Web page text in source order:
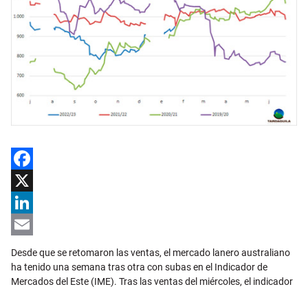
Facebook
X
LinkedIn
Email
Desde que se retomaron las ventas, el mercado lanero australiano
ha tenido una semana tras otra con subas en el Indicador de
Mercados del Este (IME). Tras las ventas del miércoles, el indicador